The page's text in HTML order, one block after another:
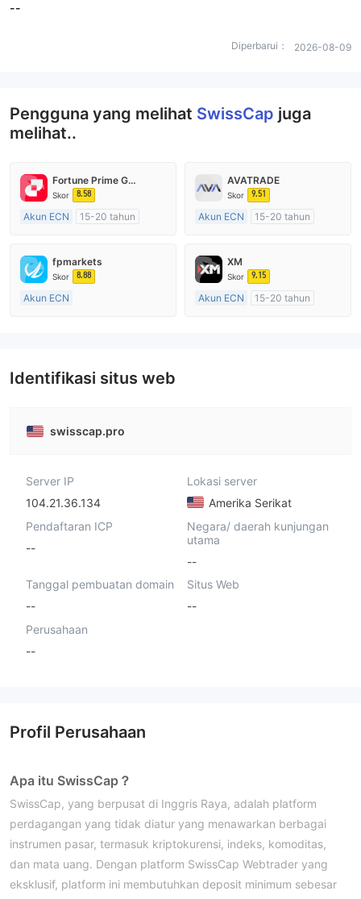
--
Diperbarui： 2026-08-09
Pengguna yang melihat SwissCap juga
melihat..
Fortune Prime Global
Skor 8.58
Akun ECN
15-20 tahun
Market Maker (MM)
Lisensi Penuh MT4
AVATRADE
Skor 9.51
Akun ECN
15-20 tahun
Market Maker (MM)
Lisensi Penuh MT4
fpmarkets
Skor 8.88
Akun ECN
Lisensi Penuh MT4
XM
Skor 9.15
Akun ECN
15-20 tahun
Identifikasi situs web
swisscap.pro
Server IP
104.21.36.134
Lokasi server
Amerika Serikat
Pendaftaran ICP
--
Negara/ daerah kunjungan
utama
--
Tanggal pembuatan domain
--
Situs Web
--
Perusahaan
--
Profil Perusahaan
Apa itu SwissCap？
SwissCap, yang berpusat di Inggris Raya, adalah platform
perdagangan yang tidak diatur yang menawarkan berbagai
instrumen pasar, termasuk kriptokurensi, indeks, komoditas,
dan mata uang. Dengan platform SwissCap Webtrader yang
eksklusif, platform ini membutuhkan deposit minimum sebesar